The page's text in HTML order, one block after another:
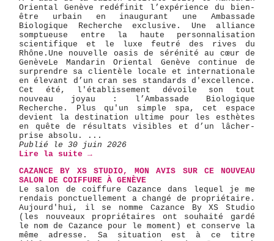
Oriental Genève redéfinit l’expérience du bien-
être urbain en inaugurant une Ambassade
Biologique Recherche exclusive. Une alliance
somptueuse entre la haute personnalisation
scientifique et le luxe feutré des rives du
Rhône. ​Une nouvelle oasis de sérénité au cœur de
Genève ​Le Mandarin Oriental Genève continue de
surprendre sa clientèle locale et internationale
en élevant d’un cran ses standards d'excellence.
Cet été, l'établissement dévoile son tout
nouveau joyau : l’Ambassade Biologique
Recherche. Plus qu'un simple spa, cet espace
devient la destination ultime pour les esthètes
en quête de résultats visibles et d’un lâcher-
prise absolu. ...
Publié le 30 juin 2026
Lire la suite →
CAZANCE BY XS STUDIO, MON AVIS SUR CE NOUVEAU
SALON DE COIFFURE À GENÈVE
Le salon de coiffure Cazance dans lequel je me
rendais ponctuellement a changé de propriétaire.
Aujourd'hui, il se nomme Cazance By XS Studio
(les nouveaux propriétaires ont souhaité gardé
le nom de Cazance pour le moment) et conserve la
même adresse. Sa situation est à ce titre